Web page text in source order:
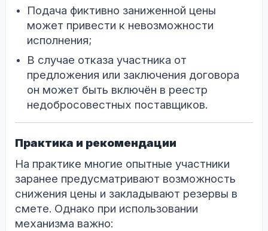
Подача фиктивно заниженной цены
может привести к невозможности
исполнения;
В случае отказа участника от
предложения или заключения договора
он может быть включён в реестр
недобросовестных поставщиков.
Практика и рекомендации
На практике многие опытные участники
заранее предусматривают возможность
снижения цены и закладывают резервы в
смете. Однако при использовании
механизма важно: